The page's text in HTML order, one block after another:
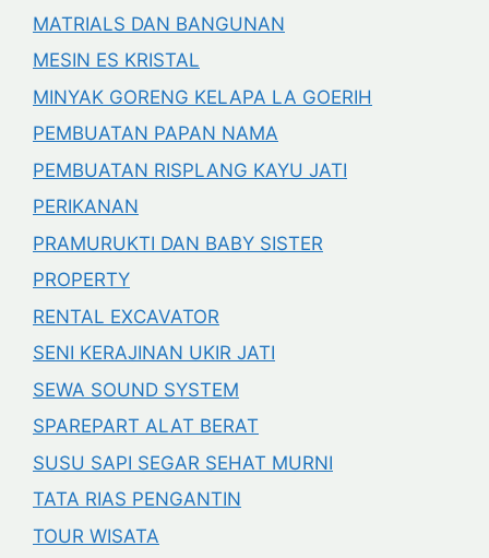
MATRIALS DAN BANGUNAN
MESIN ES KRISTAL
MINYAK GORENG KELAPA LA GOERIH
PEMBUATAN PAPAN NAMA
PEMBUATAN RISPLANG KAYU JATI
PERIKANAN
PRAMURUKTI DAN BABY SISTER
PROPERTY
RENTAL EXCAVATOR
SENI KERAJINAN UKIR JATI
SEWA SOUND SYSTEM
SPAREPART ALAT BERAT
SUSU SAPI SEGAR SEHAT MURNI
TATA RIAS PENGANTIN
TOUR WISATA